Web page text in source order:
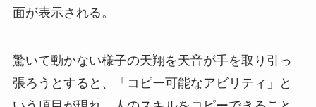
面が表示される。
驚いて動かない様子の天翔を天音が手を取り引っ
張ろうとすると、「コピー可能なアビリティ」と